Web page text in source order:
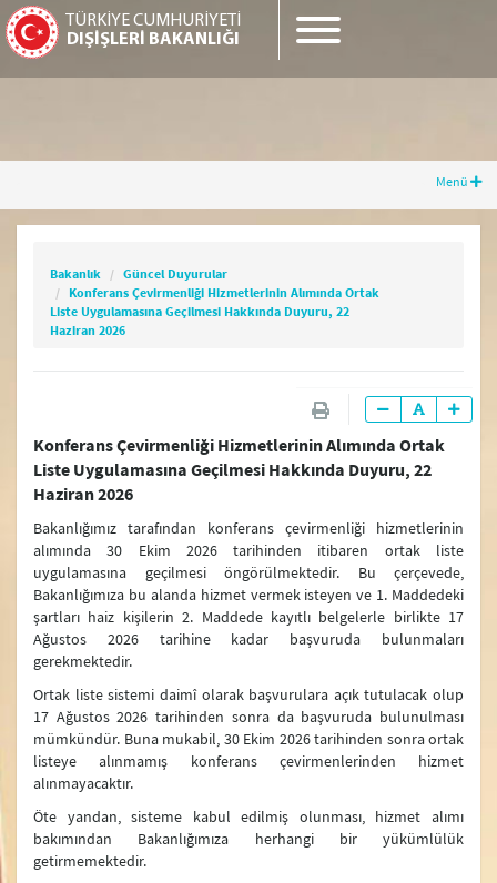
TÜRKİYE CUMHURİYETİ
DIŞİŞLERİ BAKANLIĞI
Hakkında Duyuru, 22 Haziran 2026
Menü
Yurtiçi Temsilciliklerimiz
Türkiye Cumhuriyeti Dışişleri Bakanlığı Tarihçesi
Şehit Diplomatlarımız
Güncel Duyurular
SAM
Mevzuat
Diplomasi Akademisi
DMEDD
Suna Çokgür Ilıcak Sanat Galerisi
Bakanlık
Güncel Duyurular
Konferans Çevirmenliği Hizmetlerinin Alımında Ortak
Liste Uygulamasına Geçilmesi Hakkında Duyuru, 22
Haziran 2026
Konferans Çevirmenliği Hizmetlerinin Alımında Ortak
Liste Uygulamasına Geçilmesi Hakkında Duyuru, 22
Haziran 2026
Bakanlığımız tarafından konferans çevirmenliği hizmetlerinin
alımında 30 Ekim 2026 tarihinden itibaren ortak liste
uygulamasına geçilmesi öngörülmektedir. Bu çerçevede,
Bakanlığımıza bu alanda hizmet vermek isteyen ve 1. Maddedeki
şartları haiz kişilerin 2. Maddede kayıtlı belgelerle birlikte 17
Ağustos 2026 tarihine kadar başvuruda bulunmaları
gerekmektedir.
Ortak liste sistemi daimî olarak başvurulara açık tutulacak olup
17 Ağustos 2026 tarihinden sonra da başvuruda bulunulması
mümkündür. Buna mukabil, 30 Ekim 2026 tarihinden sonra ortak
listeye alınmamış konferans çevirmenlerinden hizmet
alınmayacaktır.
Öte yandan, sisteme kabul edilmiş olunması, hizmet alımı
bakımından Bakanlığımıza herhangi bir yükümlülük
getirmemektedir.